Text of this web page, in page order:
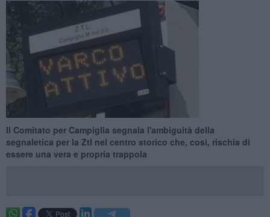
Il Comitato per Campiglia segnala l'ambiguità della
segnaletica per la Ztl nel centro storico che, così, rischia di
essere una vera e propria trappola